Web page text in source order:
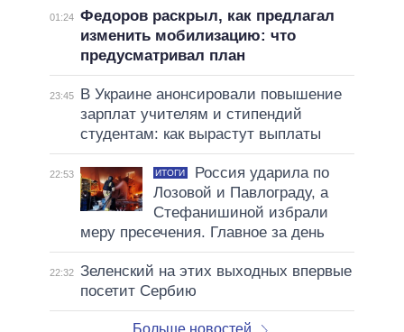
01:24 Федоров раскрыл, как предлагал
изменить мобилизацию: что
предусматривал план
23:45
В Украине анонсировали повышение
зарплат учителям и стипендий
студентам: как вырастут выплаты
22:53 ИТОГИ
Россия ударила по
Лозовой и Павлограду, а
Стефанишиной избрали
меру пресечения. Главное за день
22:32 Зеленский на этих выходных впервые
посетит Сербию
Больше новостей